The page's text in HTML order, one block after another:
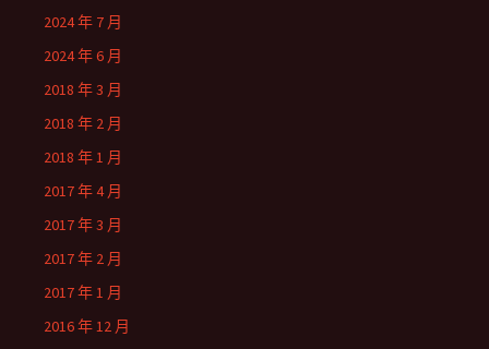
2024 年 7 月
2024 年 6 月
2018 年 3 月
2018 年 2 月
2018 年 1 月
2017 年 4 月
2017 年 3 月
2017 年 2 月
2017 年 1 月
2016 年 12 月